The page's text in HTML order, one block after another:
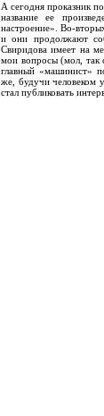
А сегодня проказник
название ее
настроение». Во-
и они продолжают
Свиридова имеет на
мои вопросы (мол, так
главный «машинист»
же, будучи человеком
стал публиковать